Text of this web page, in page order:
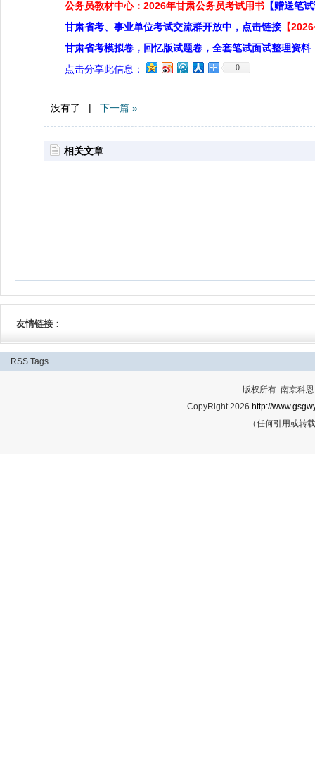
公务员教材中心：2026年甘肃公务员考试用书 【赠送笔
甘肃省考、事业单位考试交流群开放中，点击链接 【
甘肃省考模拟卷，回忆版试题卷，全套笔试面试整理资料
点击分享此信息：
0
没有了 | 下一篇 »
相关文章
友情链接：
RSS Tags
版权所有: 南京科
CopyRight 2026 http://
（任何引用或转